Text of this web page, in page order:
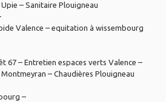
– Sanitaire Plouigneau
Valence – equitation à wissembourg
67– Entretien espaces verts Valence –
– Chaudières Plouigneau
–